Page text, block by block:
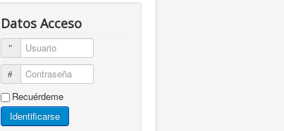
Datos Acceso
Usuario
Contraseña
Recuérdeme
Identificarse